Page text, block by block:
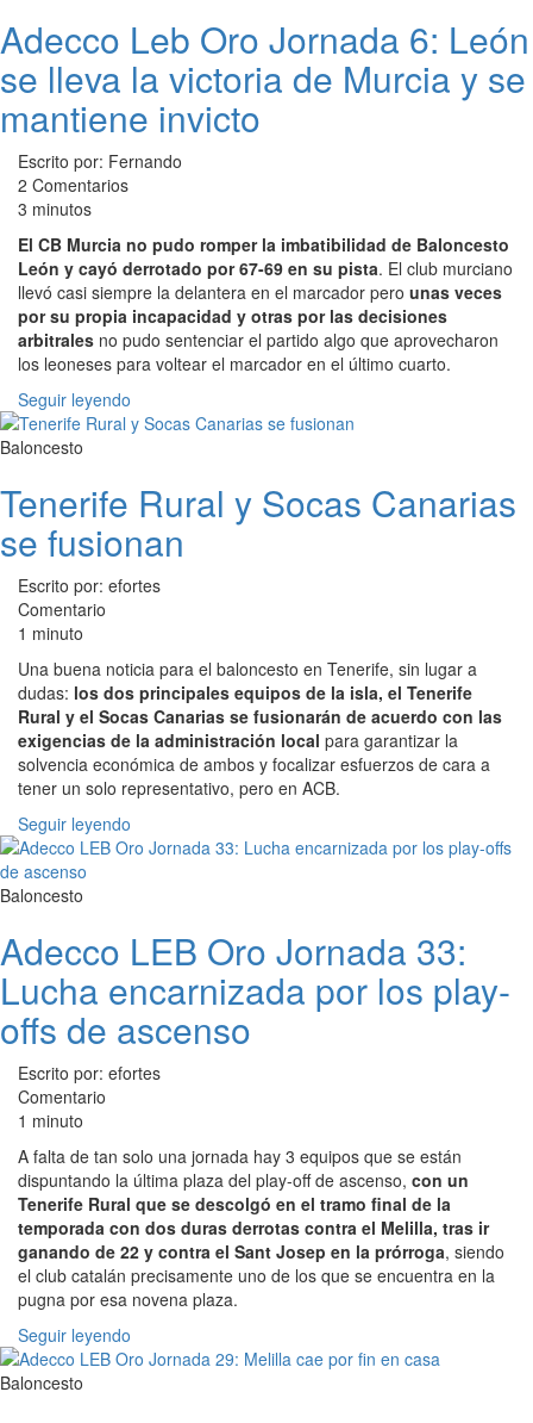
Adecco Leb Oro Jornada 6: León
se lleva la victoria de Murcia y se
mantiene invicto
Escrito por: Fernando
2 Comentarios
3 minutos
El CB Murcia no pudo romper la imbatibilidad de Baloncesto
León y cayó derrotado por 67-69 en su pista. El club murciano
llevó casi siempre la delantera en el marcador pero unas veces
por su propia incapacidad y otras por las decisiones
arbitrales no pudo sentenciar el partido algo que aprovecharon
los leoneses para voltear el marcador en el último cuarto.
Seguir leyendo
Baloncesto
Tenerife Rural y Socas Canarias
se fusionan
Escrito por: efortes
Comentario
1 minuto
Una buena noticia para el baloncesto en Tenerife, sin lugar a
dudas: los dos principales equipos de la isla, el Tenerife
Rural y el Socas Canarias se fusionarán de acuerdo con las
exigencias de la administración local para garantizar la
solvencia económica de ambos y focalizar esfuerzos de cara a
tener un solo representativo, pero en ACB.
Seguir leyendo
Baloncesto
Adecco LEB Oro Jornada 33:
Lucha encarnizada por los play-
offs de ascenso
Escrito por: efortes
Comentario
1 minuto
A falta de tan solo una jornada hay 3 equipos que se están
dispuntando la última plaza del play-off de ascenso, con un
Tenerife Rural que se descolgó en el tramo final de la
temporada con dos duras derrotas contra el Melilla, tras ir
ganando de 22 y contra el Sant Josep en la prórroga, siendo
el club catalán precisamente uno de los que se encuentra en la
pugna por esa novena plaza.
Seguir leyendo
Baloncesto